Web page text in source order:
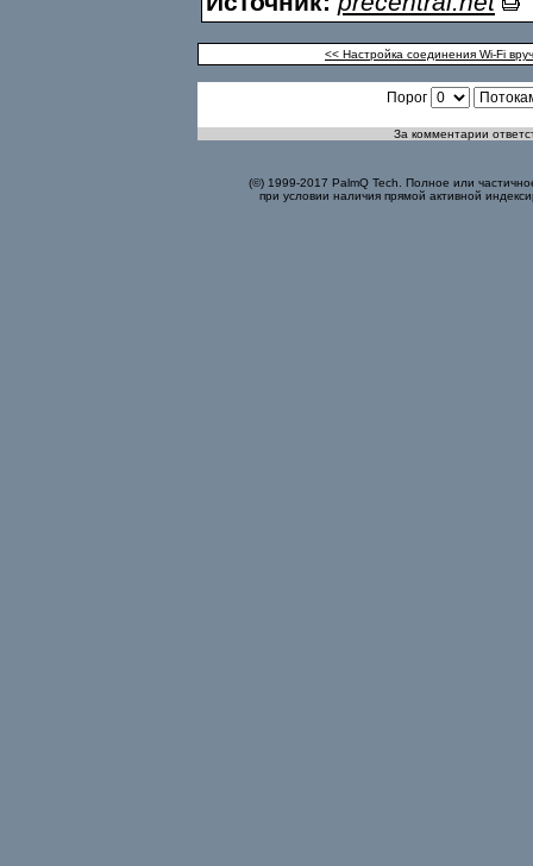
<< Настройка соединения Wi-Fi
Порог
За комментарии
(©) 1999-2017 PalmQ Tech. Полное или
при условии наличия прямой активной